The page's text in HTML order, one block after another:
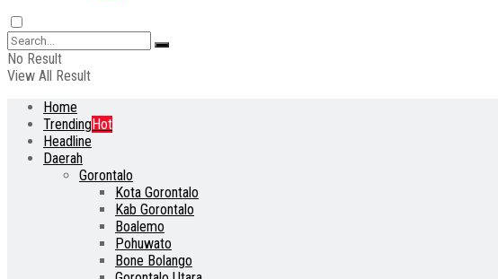
No Result
View All Result
Home
TrendingHot
Headline
Daerah
Gorontalo
Kota Gorontalo
Kab Gorontalo
Boalemo
Pohuwato
Bone Bolango